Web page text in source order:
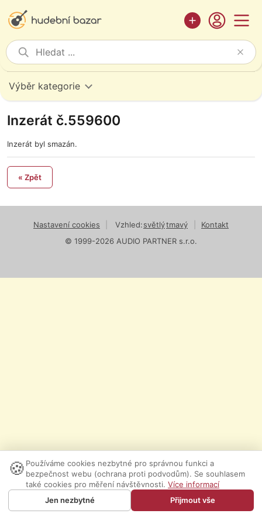
Výběr kategorie
Inzerát č.559600
Inzerát byl smazán.
« Zpět
Nastavení cookies Vzhled:světlýtmavý
Kontakt
© 1999-2026 AUDIO PARTNER s.r.o.
🍪 Používáme cookies nezbytné pro správnou funkci a
bezpečnost webu (ochrana proti podvodům). Se souhlasem
také cookies pro měření návštěvnosti. Více informací
Jen nezbytné
Přijmout vše